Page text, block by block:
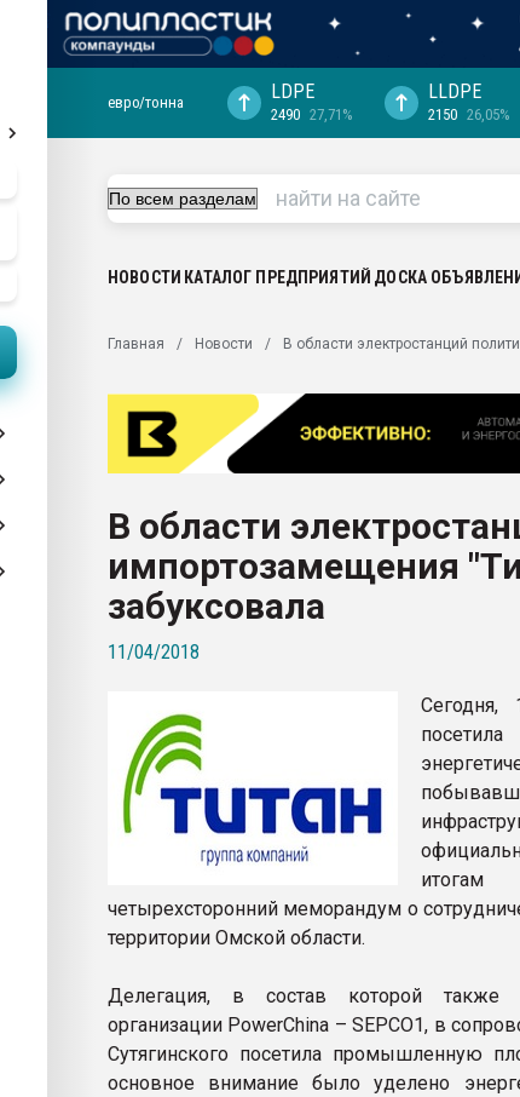
29.07.2026 ФРП помог "Ижевскому
Вакуум-формовочные машины:
28.07.2026 Автоматизация выходит на
первый план в переработке
пластмасс
ситуацией на строительном рынке
Всё, что касается выдува ПЭТ
бутылок
ПЕРЕЙТИ НА ФОРУМ
евро/тонна LDPE
2490 27,71%
LLDPE
2150 26,05%
НОВОСТИ КАТАЛОГ ПРЕДПРИЯТИЙ ДОСКА
Главная Новости В области электростанций
В области
импортозамещения
забуксовала
11/04/2018
Сегодня,
четырехсторонний меморандум о
территории Омской области.
Делегация, в состав которой также
организации PowerChina – SEPCO1, в
Сутягинского посетила промышленную
основное внимание было уделено